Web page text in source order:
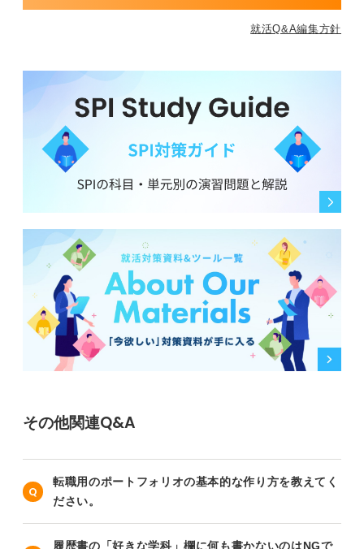
就活Q&A編集方針
その他関連Q&A
転職用のポートフォリオの基本的な作り方を教えてく
ださい。
履歴書の「好きな学科」欄に何も書かないのはNGで